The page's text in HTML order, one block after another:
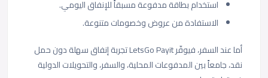
استخدام بطاقة مدفوعة مسبقاً للإنفاق اليومي.
الاستفادة من عروض وخصومات متنوعة.
أما عند السفر، فيوفّر LetsGo Payit تجربة إنفاق سهلة دون حمل
نقد، جامعاً بين المدفوعات المحلية، والسفر، والتحويلات الدولية